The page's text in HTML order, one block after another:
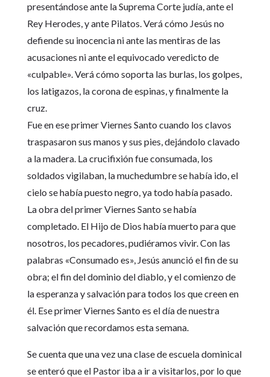
presentándose ante la Suprema Corte judía, ante el
Rey Herodes, y ante Pilatos. Verá cómo Jesús no
defiende su inocencia ni ante las mentiras de las
acusaciones ni ante el equivocado veredicto de
«culpable». Verá cómo soporta las burlas, los golpes,
los latigazos, la corona de espinas, y finalmente la
cruz.
Fue en ese primer Viernes Santo cuando los clavos
traspasaron sus manos y sus pies, dejándolo clavado
a la madera. La crucifixión fue consumada, los
soldados vigilaban, la muchedumbre se había ido, el
cielo se había puesto negro, ya todo había pasado.
La obra del primer Viernes Santo se había
completado. El Hijo de Dios había muerto para que
nosotros, los pecadores, pudiéramos vivir. Con las
palabras «Consumado es», Jesús anunció el fin de su
obra; el fin del dominio del diablo, y el comienzo de
la esperanza y salvación para todos los que creen en
él. Ese primer Viernes Santo es el día de nuestra
salvación que recordamos esta semana.
Se cuenta que una vez una clase de escuela dominical
se enteró que el Pastor iba a ir a visitarlos, por lo que